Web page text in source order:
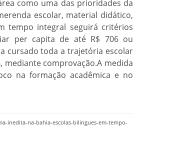
como uma das prioridades da
escolar, material didático,
tempo integral seguirá critérios
per capita de até R$ 706 ou
cursado toda a trajetória escolar
mediante comprovação.A medida
na formação acadêmica e no
inedita-na-bahia-escolas-bilingues-em-tempo-